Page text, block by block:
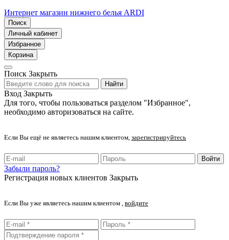
Интернет магазин нижнего белья ARDI
Поиск
Личный кабинет
Избранное
Корзина
Поиск Закрыть
Найти
Вход Закрыть
Для того, чтобы пользоваться разделом "Избранное",
необходимо авторизоваться на сайте.
Если Вы ещё не являетесь нашим клиентом, зарегистрируйтесь
Войти
Забыли пароль?
Регистрация новых клиентов Закрыть
Если Вы уже являетесь нашим клиентом , войдите